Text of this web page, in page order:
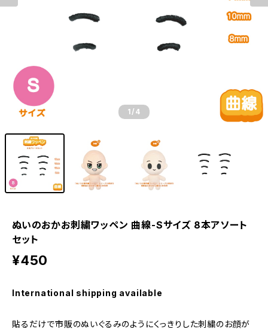
1 /4
ぬいのおかお刺繍ワッペン 曲線-Sサイズ 8本アソート
セット
¥450
International shipping available
貼るだけで市販のぬいぐるみのようにくっきりした刺繍のお顔が